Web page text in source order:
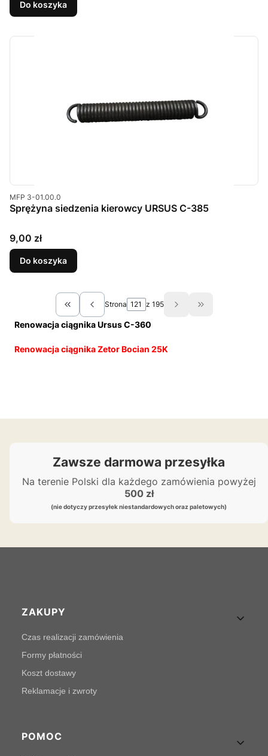
Do koszyka
Kod produktu
MFP 3-01.00.0
Sprężyna siedzenia kierowcy URSUS C-385
Cena
9,00 zł
Do koszyka
Wróć do pierwszej strony z produktami
Strona z 195
Przejdź do
Renowacja ciągnika Ursus C-360
Renowacja ciągnika Zetor Bocian 25K
Zawsze darmowa przesyłka
Na terenie Polski dla każdego zamówienia powyżej
500 zł
(nie dotyczy przesyłek niestandardowych oraz paletowych)
Linki w stopce
ZAKUPY
Czas realizacji zamówienia
Formy płatności
Koszt dostawy
Reklamacje i zwroty
POMOC